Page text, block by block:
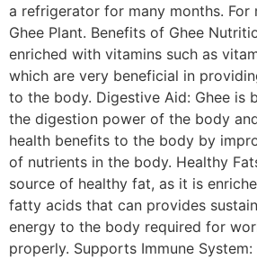
a refrigerator for many months. For
Ghee Plant. Benefits of Ghee
enriched with vitamins such as
which are very beneficial in
to the body. Digestive Aid: Ghee is
the digestion power of the body
health benefits to the body by
of nutrients in the body. Healthy
source of healthy fat, as it is
fatty acids that can provides
energy to the body required for
properly. Supports Immune